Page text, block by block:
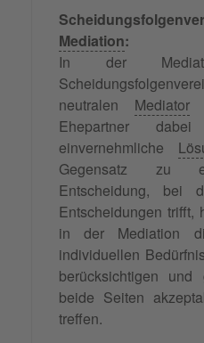
Mediation:
In der
neutralen Mediator
Ehepartner
einvernehmliche
Gegensatz zu
Entscheidung, bei
Entscheidungen trifft,
in der Mediation
individuellen
berücksichtigen
beide Seiten
treffen.